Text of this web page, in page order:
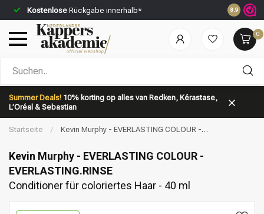
Kostenlose Rückgabe innerhalb* Vor 23:59
8.9
0
Summer Deals! 10% korting op alles van Redken, Kérastase,
L’Oréal & Sebastian
Nach welcher Kategorie suchst du?
Marken Haarpflege
Startseite /
Kevin Murphy - EVERLASTING COLOUR -
Kevin Murphy - EVERLASTING COLOUR -
EVERLASTING.RINSE
Conditioner für coloriertes Haar - 40 ml